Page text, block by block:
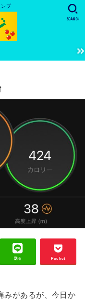
ンプ
SEARCH
送る Pocket
みがあるが、今日か